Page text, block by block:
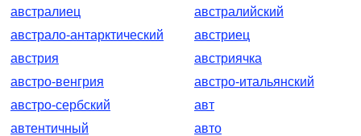
австралиец
австралийский
австрало-антарктический
австриец
австрия
австриячка
австро-венгрия
австро-итальянский
австро-сербский
авт
автентичный
авто